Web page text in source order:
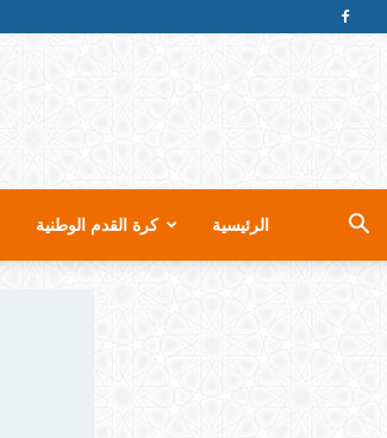
كرة القدم الوطنية الرئيسية